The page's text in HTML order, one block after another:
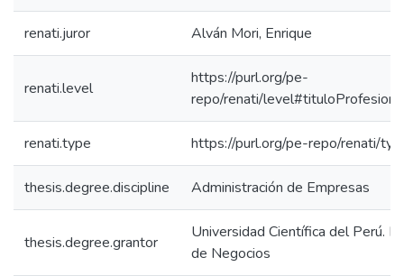
renati.juror Alván Mori, Enrique
renati.level
https://purl.org/pe-
repo/renati/
renati.type https://purl.org/pe-repo/renati/
thesis.degree.discipline Administración de Empresas
thesis.degree.grantor
Universidad Científica del Perú.
de Negocios